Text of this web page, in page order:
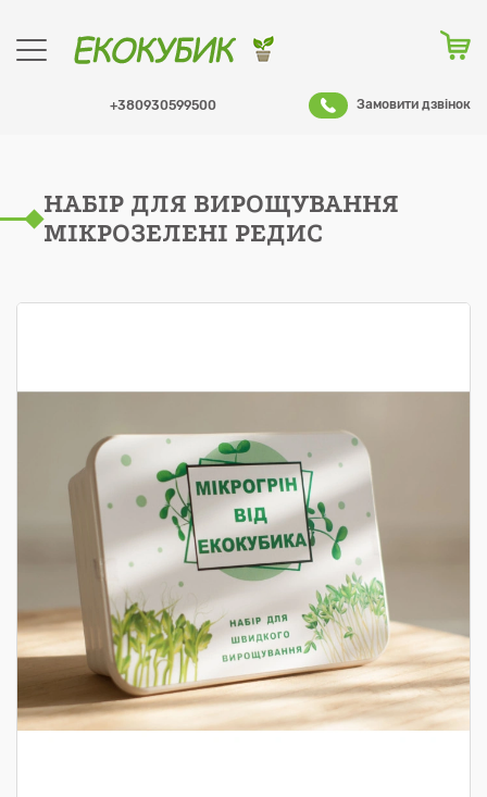
+380930599500 Замовити дзвінок
Оформити заказ
НАБІР ДЛЯ ВИРОЩУВАННЯ
МІКРОЗЕЛЕНІ РЕДИС